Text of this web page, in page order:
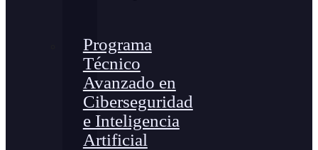
Programa
Técnico
Avanzado en
Ciberseguridad
e Inteligencia
Artificial